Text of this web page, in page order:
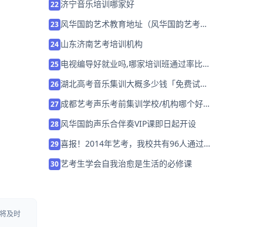
及时
22 济宁音乐培训哪家好
23 风华国韵艺术教育地址（风华国韵艺考中
24 山东济南艺考培训机构
25 电视编导好就业吗,哪家培训班通过率比较
26湖北高考音乐集训大概多少钱「免费试
27 成都艺考声乐考前集训学校/机构哪个好
28 风华国韵声乐合伴奏VIP课即日起开设
29喜报！2014年艺考，我校共有96人通过
30艺考生学会自我治愈是生活的必修课